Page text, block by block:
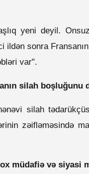
yeni deyil.
sonra Fransanın
var".
silah boşluğunu
silah
zəifləməsində
müdafiə və siyasi